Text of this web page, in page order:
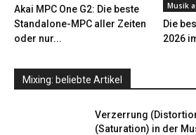
Akai MPC One G2: Die beste
Standalone-MPC aller Zeiten
oder nur...
Musik
Die
2026
Mixing: beliebte Artikel
Verzerrung
(Saturation) in der